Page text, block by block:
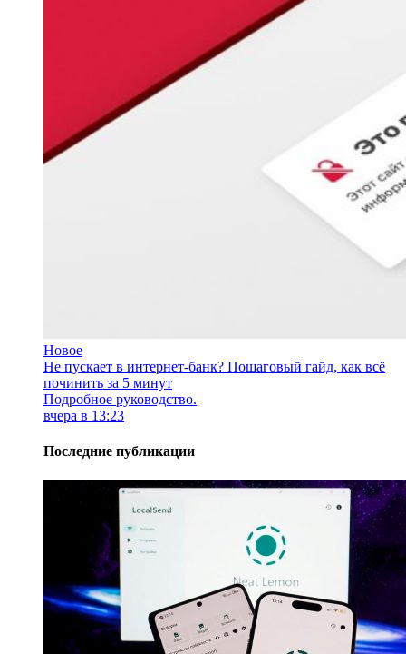
Новое
Не пускает в интернет-банк? Пошаговый гайд, как всё
починить за 5 минут
Подробное руководство.
вчера в 13:23
Последние публикации